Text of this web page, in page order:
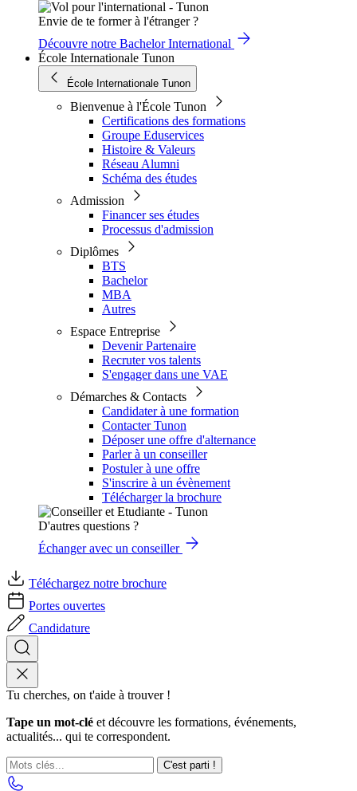
Envie de te former à l'étranger ?
Découvre notre Bachelor International
École Internationale Tunon
École Internationale Tunon
Bienvenue à l'École Tunon
Certifications des formations
Groupe Eduservices
Histoire & Valeurs
Réseau Alumni
Schéma des études
Admission
Financer ses études
Processus d'admission
Diplômes
BTS
Bachelor
MBA
Autres
Espace Entreprise
Devenir Partenaire
Recruter vos talents
S'engager dans une VAE
Démarches & Contacts
Candidater à une formation
Contacter Tunon
Déposer une offre d'alternance
Parler à un conseiller
Postuler à une offre
S'inscrire à un évènement
Télécharger la brochure
D'autres questions ?
Échanger avec un conseiller
Téléchargez notre brochure
Portes ouvertes
Candidature
Tu cherches, on t'aide à trouver !
Tape un mot-clé et découvre les formations, événements,
actualités... qui te correspondent.
C'est parti !